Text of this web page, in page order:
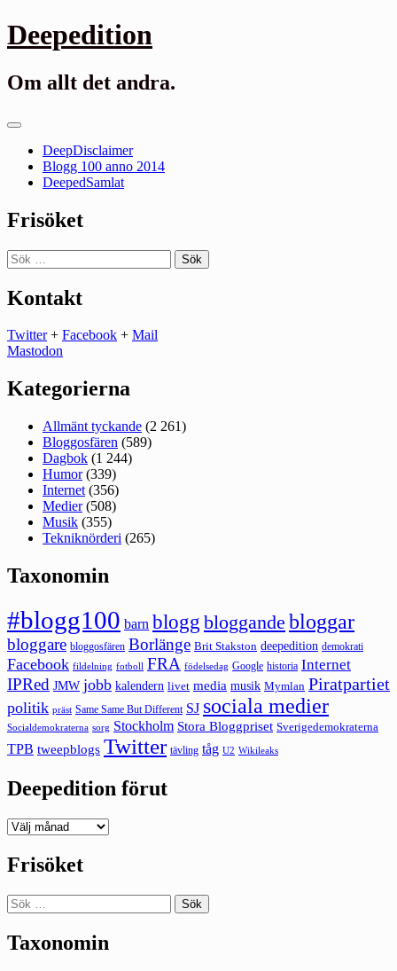
Gå
till
Deepedition
Om allt det andra.
Primär
DeepDisclaimer
Blogg 100 anno 2014
DeepedSamlat
Frisöket
Sök
efter:
Kontakt
Twitter+ Facebook + Mail
Mastodon
Kategorierna
Allmänt tyckande (2 261)
Bloggosfären (589)
Dagbok (1 244)
Humor(339)
Internet (356)
Medier(508)
Musik (355)
Tekniknörderi (265)
Taxonomin
#blogg100 barn blogg bloggande bloggar
bloggare bloggosfären Borlänge Brit Stakston deepedition demokrati
Facebook fildelning fotboll FRA födelsedag Google historia Internet
IPRed JMW jobb kalendern livet media musik Mymlan Piratpartiet
politik präst Same Same But Different SJ sociala medier
Socialdemokraterna sorg Stockholm Stora Bloggpriset Sverigedemokraterna
TPB tweepblogs Twitter tävling tåg U2 Wikileaks
Deepedition förut
Deepedition
Frisöket
Sök
efter:
Taxonomin